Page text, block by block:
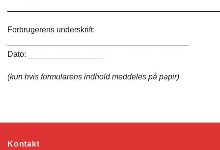
Forbrugerens underskrift:
Dato: _________________
(kun hvis formularens indhold meddeles på papir)
Kontakt